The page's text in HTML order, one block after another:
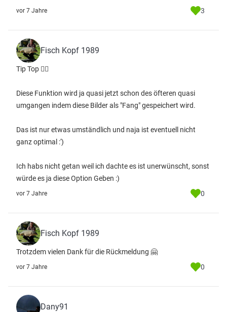
vor 7 Jahre 3
Fisch Kopf 1989
Tip Top 👍🏻
Diese Funktion wird ja quasi jetzt schon des öfteren quasi
umgangen indem diese Bilder als "Fang" gespeichert wird.
Das ist nur etwas umständlich und naja ist eventuell nicht
ganz optimal :')
Ich habs nicht getan weil ich dachte es ist unerwünscht, sonst
würde es ja diese Option Geben :)
vor 7 Jahre 0
Fisch Kopf 1989
Trotzdem vielen Dank für die Rückmeldung 🤗
vor 7 Jahre 0
Dany91